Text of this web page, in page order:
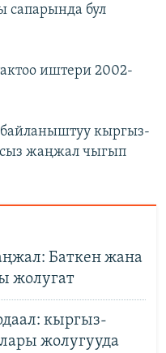
сапарында бул
иштери 2002-
байланыштуу кыргыз-
жаңжал чыгып
Баткен жана
жолугат
кыргыз-
жолугууда